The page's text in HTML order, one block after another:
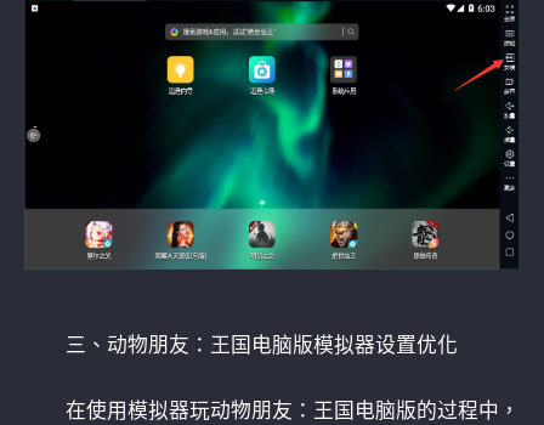
三、动物朋友：王国电脑版模拟器设置优化
在使用模拟器玩动物朋友：王国电脑版的过程中，